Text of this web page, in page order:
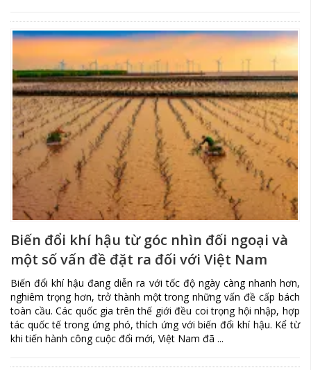
Biến đổi khí hậu từ góc nhìn đối ngoại và
một số vấn đề đặt ra đối với Việt Nam
Biến đổi khí hậu đang diễn ra với tốc độ ngày càng nhanh hơn,
nghiêm trọng hơn, trở thành một trong những vấn đề cấp bách
toàn cầu. Các quốc gia trên thế giới đều coi trọng hội nhập, hợp
tác quốc tế trong ứng phó, thích ứng với biến đổi khí hậu. Kể từ
khi tiến hành công cuộc đổi mới, Việt Nam đã ...